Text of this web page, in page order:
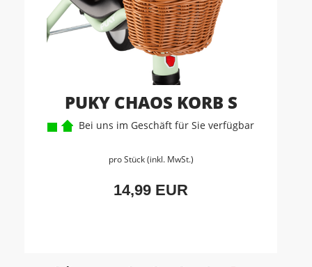
PUKY CHAOS KORB S
Bei uns im Geschäft für Sie verfügbar
pro Stück (inkl. MwSt.)
14,99 EUR